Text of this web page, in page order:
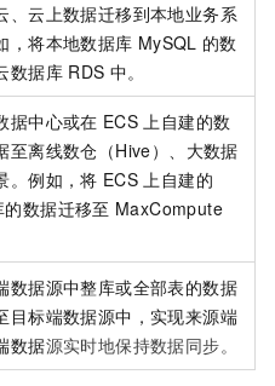
、云上数据迁移到本地业务系
，将本地数据库 MySQL 的数
数据库 RDS 中。
据中心或在 ECS 上自建的数
至离线数仓（Hive）、大数据
。例如，将 ECS 上自建的
数据迁移至 MaxCompute
数据源中整库或全部表的数据
目标端数据源中， 实现来源端
数据源实时地保持数据同步。